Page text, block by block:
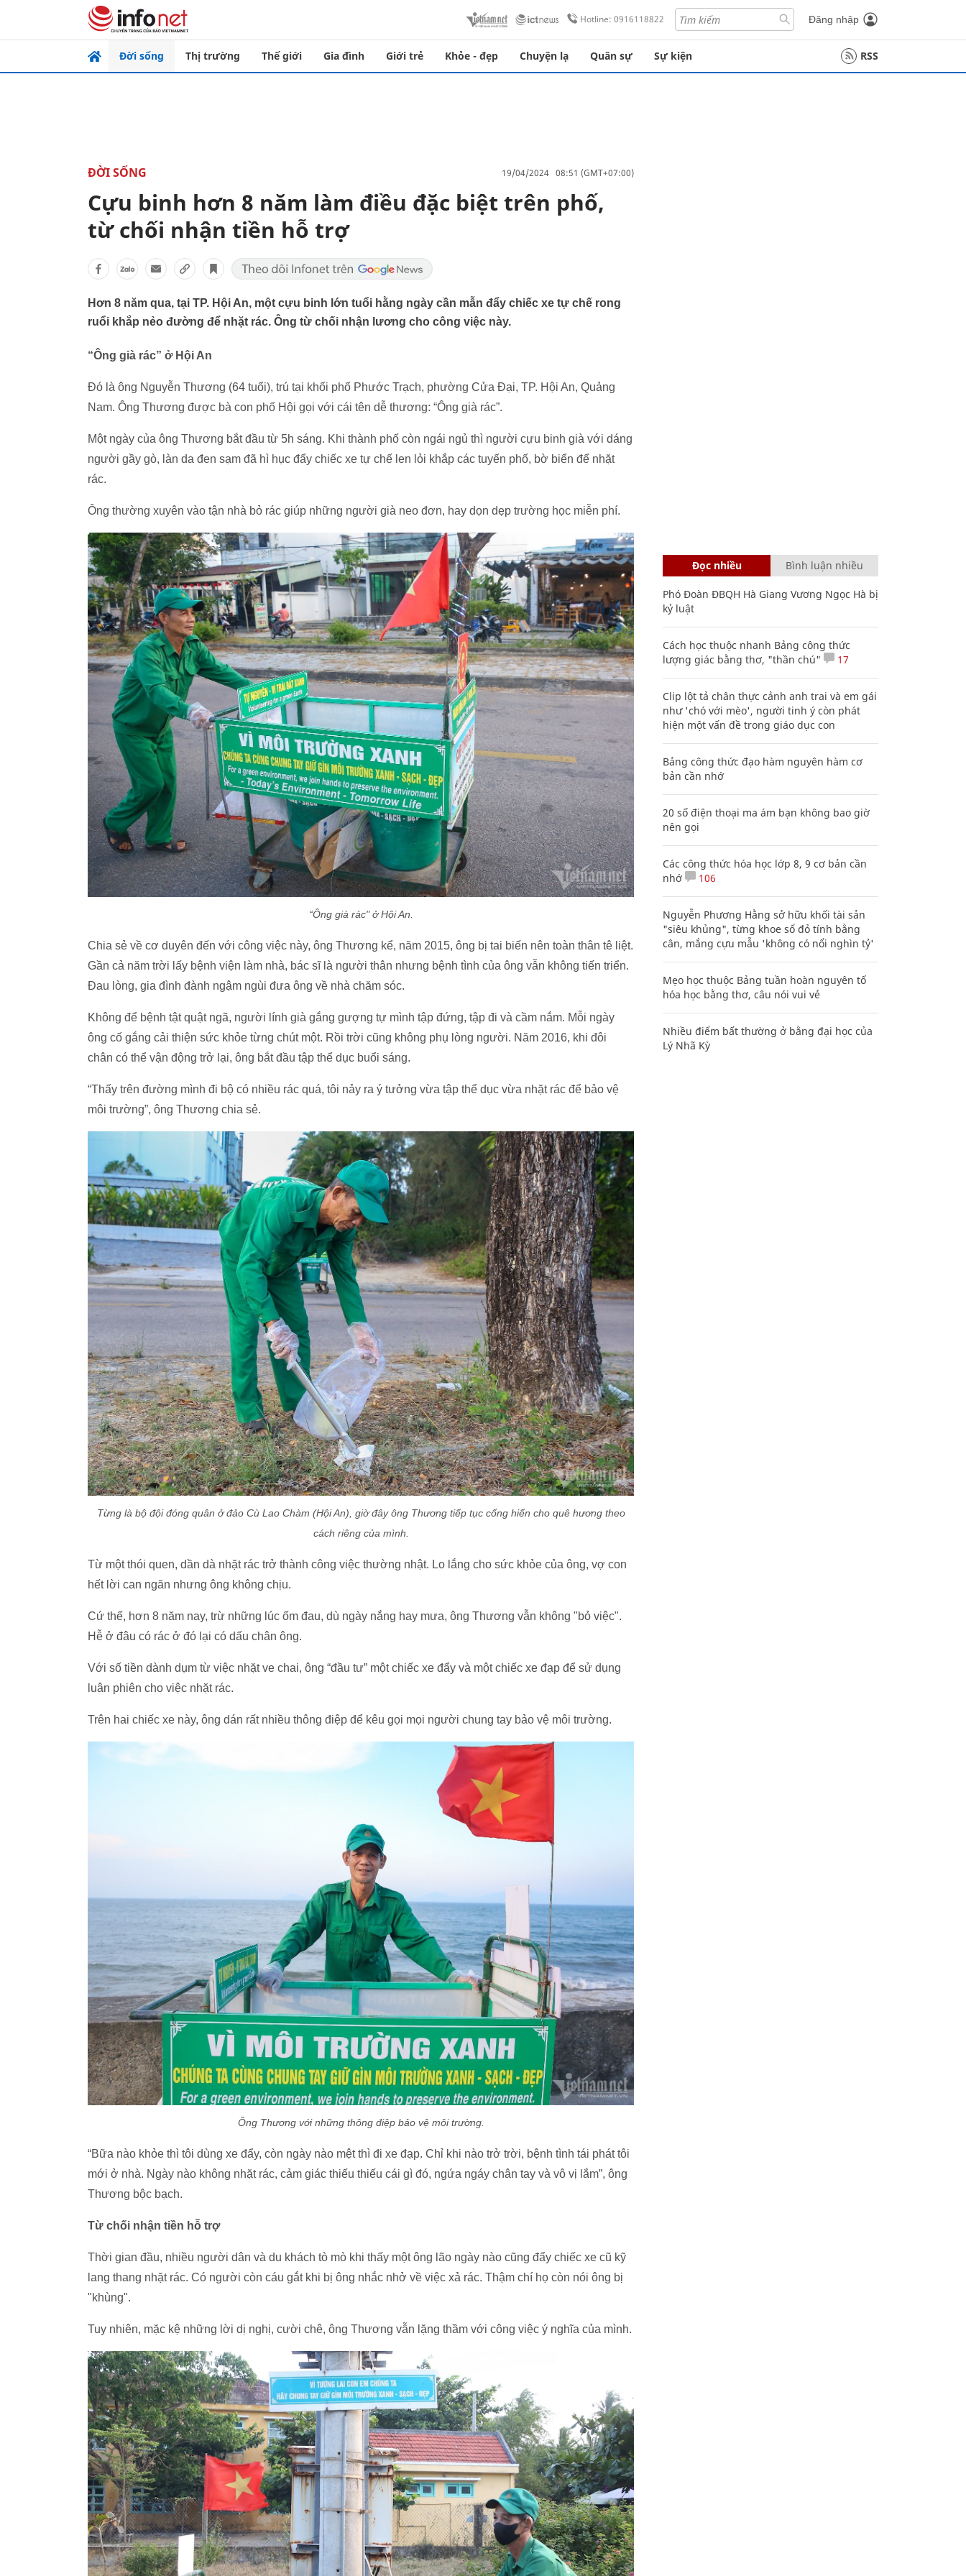
Hotline: 0916118822 Đăng nhập
Đời sống Thị trường Thế giới Gia đình Giới trẻ Khỏe - đẹp Chuyện lạ Quân sự Sự kiện RSS
ĐỜI SỐNG 19/04/2024 08:51 (GMT+07:00)
Cựu binh hơn 8 năm làm điều đặc biệt trên phố,
từ chối nhận tiền hỗ trợ
Hơn 8 năm qua, tại TP. Hội An, một cựu binh lớn tuổi hằng ngày cần mẫn đẩy chiếc xe tự chế rong
ruổi khắp nẻo đường để nhặt rác. Ông từ chối nhận lương cho công việc này.
“Ông già rác” ở Hội An
Đó là ông Nguyễn Thương (64 tuổi), trú tại khối phố Phước Trạch, phường Cửa Đại, TP. Hội An, Quảng
Nam. Ông Thương được bà con phố Hội gọi với cái tên dễ thương: “Ông già rác”.
Một ngày của ông Thương bắt đầu từ 5h sáng. Khi thành phố còn ngái ngủ thì người cựu binh già với dáng
người gầy gò, làn da đen sạm đã hì hục đẩy chiếc xe tự chế len lỏi khắp các tuyến phố, bờ biển để nhặt
rác.
Ông thường xuyên vào tận nhà bỏ rác giúp những người già neo đơn, hay dọn dẹp trường học miễn phí.
“Ông già rác" ở Hội An.
Chia sẻ về cơ duyên đến với công việc này, ông Thương kể, năm 2015, ông bị tai biến nên toàn thân tê liệt.
Gần cả năm trời lấy bệnh viện làm nhà, bác sĩ là người thân nhưng bệnh tình của ông vẫn không tiến triển.
Đau lòng, gia đình đành ngậm ngùi đưa ông về nhà chăm sóc.
Không để bệnh tật quật ngã, người lính già gắng gượng tự mình tập đứng, tập đi và cầm nắm. Mỗi ngày
ông cố gắng cải thiện sức khỏe từng chút một. Rồi trời cũng không phụ lòng người. Năm 2016, khi đôi
chân có thể vận động trở lại, ông bắt đầu tập thể dục buổi sáng.
“Thấy trên đường mình đi bộ có nhiều rác quá, tôi nảy ra ý tưởng vừa tập thể dục vừa nhặt rác để bảo vệ
môi trường”, ông Thương chia sẻ.
Từng là bộ đội đóng quân ở đảo Cù Lao Chàm (Hội An), giờ đây ông Thương tiếp tục cống hiến cho quê hương theo
cách riêng của mình.
Từ một thói quen, dần dà nhặt rác trở thành công việc thường nhật. Lo lắng cho sức khỏe của ông, vợ con
hết lời can ngăn nhưng ông không chịu.
Cứ thế, hơn 8 năm nay, trừ những lúc ốm đau, dù ngày nắng hay mưa, ông Thương vẫn không "bỏ việc".
Hễ ở đâu có rác ở đó lại có dấu chân ông.
Với số tiền dành dụm từ việc nhặt ve chai, ông “đầu tư” một chiếc xe đẩy và một chiếc xe đạp để sử dụng
luân phiên cho việc nhặt rác.
Trên hai chiếc xe này, ông dán rất nhiều thông điệp để kêu gọi mọi người chung tay bảo vệ môi trường.
Ông Thương với những thông điệp bảo vệ môi trường.
“Bữa nào khỏe thì tôi dùng xe đẩy, còn ngày nào mệt thì đi xe đạp. Chỉ khi nào trở trời, bệnh tình tái phát tôi
mới ở nhà. Ngày nào không nhặt rác, cảm giác thiếu thiếu cái gì đó, ngứa ngáy chân tay và vô vị lắm”, ông
Thương bộc bạch.
Từ chối nhận tiền hỗ trợ
Thời gian đầu, nhiều người dân và du khách tò mò khi thấy một ông lão ngày nào cũng đẩy chiếc xe cũ kỹ
lang thang nhặt rác. Có người còn cáu gắt khi bị ông nhắc nhở về việc xả rác. Thậm chí họ còn nói ông bị
"khùng".
Tuy nhiên, mặc kệ những lời dị nghị, cười chê, ông Thương vẫn lặng thầm với công việc ý nghĩa của mình.
Đọc nhiều Bình luận nhiều
Phó Đoàn ĐBQH Hà Giang Vương Ngọc Hà bị
kỷ luật
Cách học thuộc nhanh Bảng công thức
lượng giác bằng thơ, "thần chú"
17
Clip lột tả chân thực cảnh anh trai và em gái
như 'chó với mèo', người tinh ý còn phát
hiện một vấn đề trong giáo dục con
Bảng công thức đạo hàm nguyên hàm cơ
bản cần nhớ
20 số điện thoại ma ám bạn không bao giờ
nên gọi
Các công thức hóa học lớp 8, 9 cơ bản cần
nhớ
106
Nguyễn Phương Hằng sở hữu khối tài sản
"siêu khủng", từng khoe sổ đỏ tính bằng
cân, mắng cựu mẫu 'không có nổi nghìn tỷ'
Mẹo học thuộc Bảng tuần hoàn nguyên tố
hóa học bằng thơ, câu nói vui vẻ
Nhiều điểm bất thường ở bằng đại học của
Lý Nhã Kỳ